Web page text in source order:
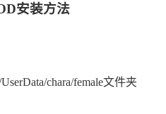
安装方法
chara/female文件夹